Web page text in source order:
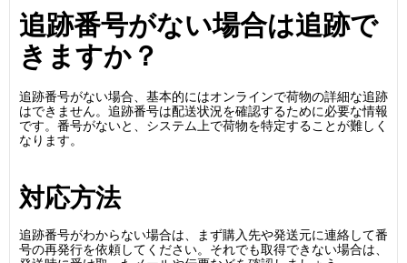
追跡番号がない場合は追跡で
きますか？
追跡番号がない場合、基本的にはオンラインで荷物の詳細な追跡
はできません。追跡番号は配送状況を確認するために必要な情報
です。番号がないと、システム上で荷物を特定することが難しく
なります。
対応方法
追跡番号がわからない場合は、まず購入先や発送元に連絡して番
号の再発行を依頼してください。それでも取得できない場合は、